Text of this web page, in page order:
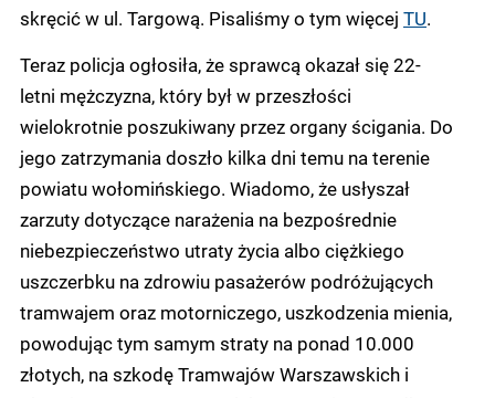
skręcić w ul. Targową. Pisaliśmy o tym więcej TU.
Teraz policja ogłosiła, że sprawcą okazał się 22-
letni mężczyzna, który był w przeszłości
wielokrotnie poszukiwany przez organy ścigania. Do
jego zatrzymania doszło kilka dni temu na terenie
powiatu wołomińskiego. Wiadomo, że usłyszał
zarzuty dotyczące narażenia na bezpośrednie
niebezpieczeństwo utraty życia albo ciężkiego
uszczerbku na zdrowiu pasażerów podróżujących
tramwajem oraz motorniczego, uszkodzenia mienia,
powodując tym samym straty na ponad 10.000
złotych, na szkodę Tramwajów Warszawskich i